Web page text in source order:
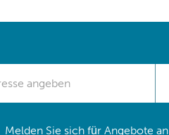
Melden Sie sich für Angebote an